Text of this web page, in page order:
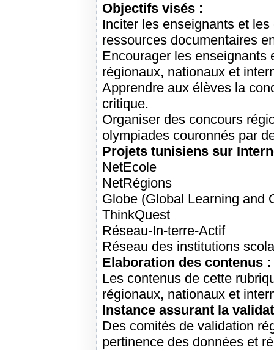
Objectifs visés :
Inciter les enseignants et
ressources documentaires
Encourager les enseignants
régionaux, nationaux et
Apprendre aux élèves la
critique.
Organiser des concours
olympiades couronnés par
Projets tunisiens sur
NetEcole
NetRégions
Globe (Global Learning and
ThinkQuest
Réseau-In-terre-Actif
Réseau des institutions
Elaboration des contenus :
Les contenus de cette
régionaux, nationaux et
Instance assurant la
Des comités de validation
pertinence des données et